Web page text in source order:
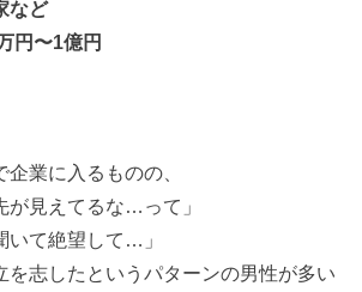
など
円〜1億円
業に入るものの、
が見えてるな…って」
いて絶望して…」
を志したというパターンの男性が多い